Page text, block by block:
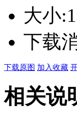
大小:
下载
下载原图 加入收藏
相关说